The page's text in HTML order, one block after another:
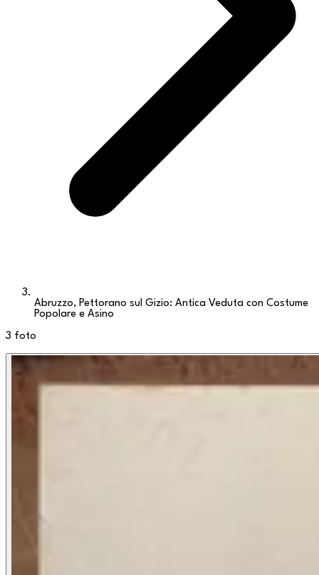
Abruzzo, Pettorano sul Gizio: Antica Veduta con Costume
Popolare e Asino
3 foto